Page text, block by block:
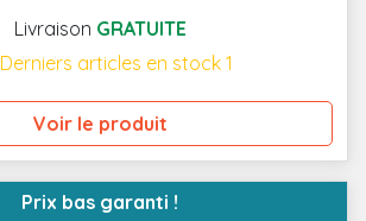
Livraison GRATUITE
Derniers articles en stock 1
Voir le produit
Prix bas garanti !